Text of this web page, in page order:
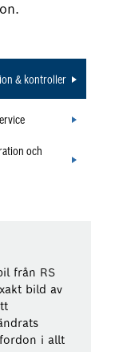
& kontroller
och
från RS
bild av
i allt